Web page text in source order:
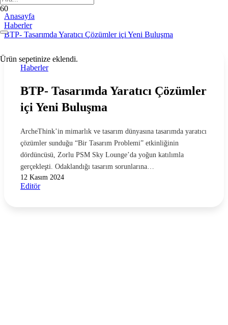
Ürün sepetinize eklendi.
Anasayfa
Haberler
BTP- Tasarımda Yaratıcı Çözümler içi Yeni Buluşma
Haberler
BTP- Tasarımda Yaratıcı Çözümler
içi Yeni Buluşma
ArcheThink’in mimarlık ve tasarım dünyasına tasarımda yaratıcı
çözümler sunduğu “Bir Tasarım Problemi” etkinliğinin
dördüncüsü, Zorlu PSM Sky Lounge’da yoğun katılımla
gerçekleşti. Odaklandığı tasarım sorunlarına…
12 Kasım 2024
Editör